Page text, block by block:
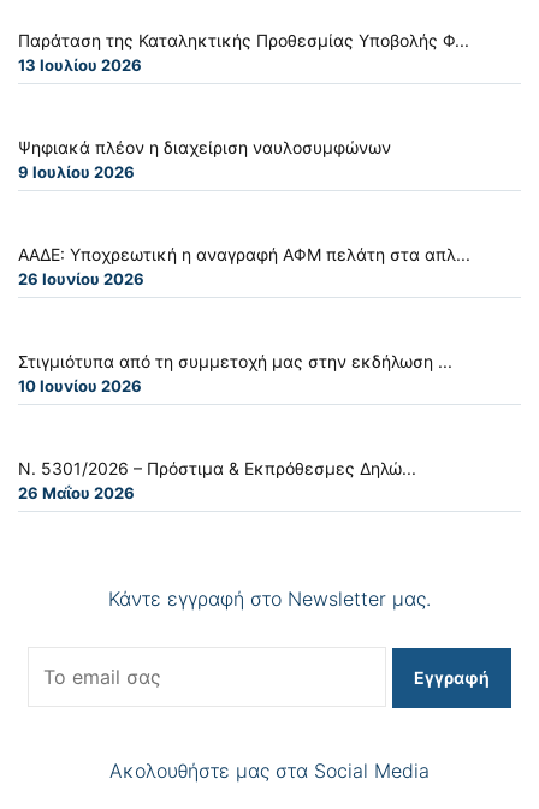
Παράταση της Καταληκτικής Προθεσμίας Υποβολής Φ...
13 Ιουλίου 2026
Ψηφιακά πλέον η διαχείριση ναυλοσυμφώνων
9 Ιουλίου 2026
ΑΑΔΕ: Υποχρεωτική η αναγραφή ΑΦΜ πελάτη στα απλ...
26 Ιουνίου 2026
Στιγμιότυπα από τη συμμετοχή μας στην εκδήλωση ...
10 Ιουνίου 2026
Ν. 5301/2026 – Πρόστιμα & Εκπρόθεσμες Δηλώ...
26 Μαΐου 2026
Κάντε εγγραφή στο Newsletter μας.
Εγγραφή
Ακολουθήστε μας στα Social Media